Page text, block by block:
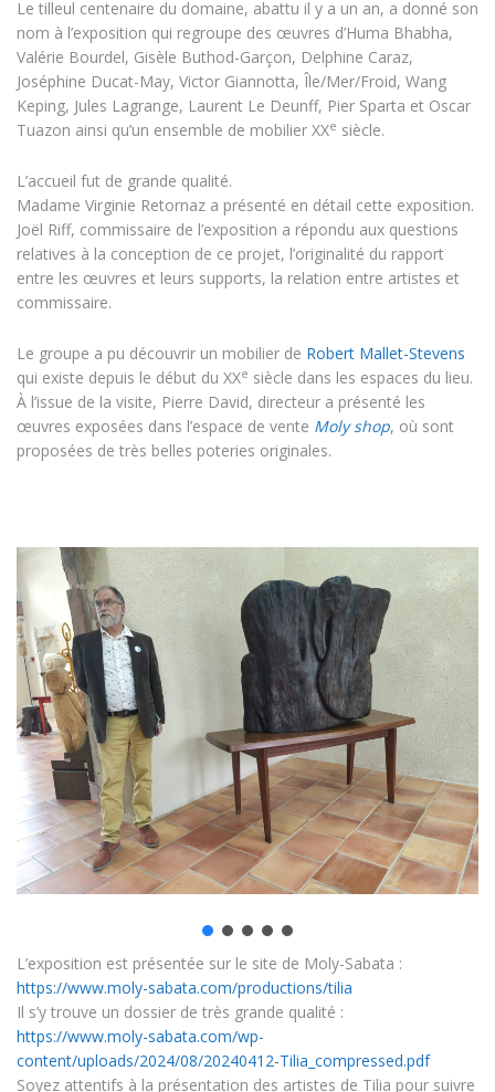
Le tilleul centenaire du domaine, abattu il y a un an, a donné son
nom à l’exposition qui regroupe des œuvres d’Huma Bhabha,
Valérie Bourdel, Gisèle Buthod-Garçon, Delphine Caraz,
Joséphine Ducat-May, Victor Giannotta, Île/Mer/Froid, Wang
Keping, Jules Lagrange, Laurent Le Deunff, Pier Sparta et Oscar
Tuazon ainsi qu’un ensemble de mobilier XXe siècle.
L’accueil fut de grande qualité.
Madame Virginie Retornaz a présenté en détail cette exposition.
Joël Riff, commissaire de l’exposition a répondu aux questions
relatives à la conception de ce projet, l’originalité du rapport
entre les œuvres et leurs supports, la relation entre artistes et
commissaire.
Le groupe a pu découvrir un mobilier de Robert Mallet-Stevens
qui existe depuis le début du XXe siècle dans les espaces du lieu.
À l’issue de la visite, Pierre David, directeur a présenté les
œuvres exposées dans l’espace de vente Moly shop, où sont
proposées de très belles poteries originales.
L’exposition est présentée sur le site de Moly-Sabata :
https://www.moly-sabata.com/productions/tilia
Il s’y trouve un dossier de très grande qualité :
https://www.moly-sabata.com/wp-
content/uploads/2024/08/20240412-Tilia_compressed.pdf
Soyez attentifs à la présentation des artistes de Tilia pour suivre